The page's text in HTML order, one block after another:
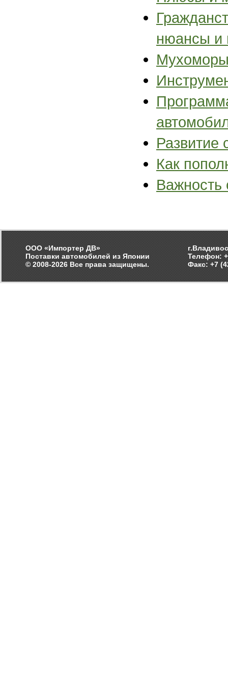
нюансы и
Развитие
Как
Важность
ООО «Импортер ДВ»
Поставки автомобилей из Японии
© 2008-2026 Все права защищены.
Телефон:
Факс: +7